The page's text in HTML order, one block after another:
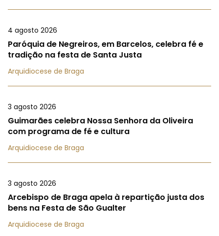
4 agosto 2026
Paróquia de Negreiros, em Barcelos, celebra fé e
tradição na festa de Santa Justa
Arquidiocese de Braga
3 agosto 2026
Guimarães celebra Nossa Senhora da Oliveira
com programa de fé e cultura
Arquidiocese de Braga
3 agosto 2026
Arcebispo de Braga apela à repartição justa dos
bens na Festa de São Gualter
Arquidiocese de Braga